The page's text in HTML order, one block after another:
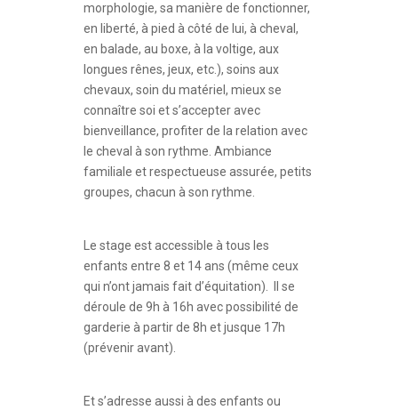
morphologie, sa manière de fonctionner,
en liberté, à pied à côté de lui, à cheval,
en balade, au boxe, à la voltige, aux
longues rênes, jeux, etc.), soins aux
chevaux, soin du matériel, mieux se
connaître soi et s’accepter avec
bienveillance, profiter de la relation avec
le cheval à son rythme. Ambiance
familiale et respectueuse assurée, petits
groupes, chacun à son rythme.
Le stage est accessible à tous les
enfants entre 8 et 14 ans (même ceux
qui n’ont jamais fait d’équitation). Il se
déroule de 9h à 16h avec possibilité de
garderie à partir de 8h et jusque 17h
(prévenir avant).
Et s’adresse aussi à des enfants ou